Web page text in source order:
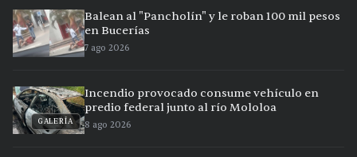
Balean al "Pancholín" y le roban 100 mil pesos
en Bucerías
7 ago 2026
GALERÍA
Incendio provocado consume vehículo en
predio federal junto al río Mololoa
8 ago 2026